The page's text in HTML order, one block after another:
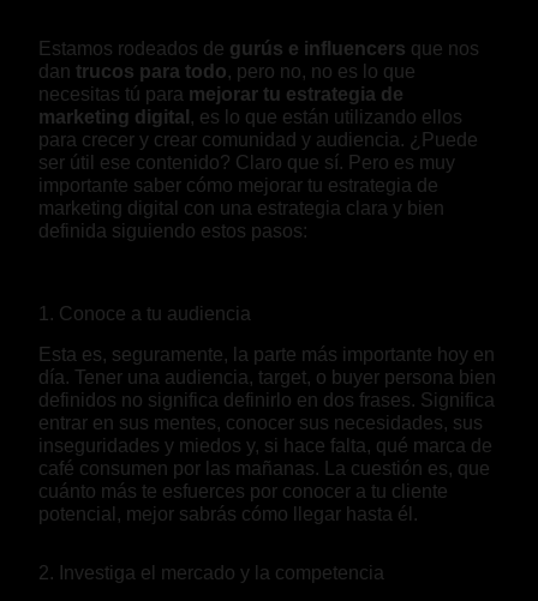
Estamos rodeados de gurús e influencers que nos
dantrucos para todo, pero no, no es lo que
necesitas tú para mejorar tu estrategia de
marketing digital , es lo que están utilizando ellos
para crecer y crear comunidad y audiencia. ¿Puede
ser útil ese contenido? Claro que sí. Pero es muy
importante saber cómo mejorar tu estrategia de
marketing digital con una estrategia clara y bien
definida siguiendo estos pasos:
1. Conoce a tu audiencia
Esta es, seguramente, la parte más importante hoy en
día. Tener una audiencia, target, o buyer persona bien
definidos no significa definirlo en dos frases. Significa
entrar en sus mentes, conocer sus necesidades, sus
inseguridades y miedos y, si hace falta, qué marca de
café consumen por las mañanas. La cuestión es, que
cuánto más te esfuerces por conocer a tu cliente
potencial, mejor sabrás cómo llegar hasta él.
2. Investiga el mercado y la competencia